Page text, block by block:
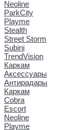
Neoline
ParkCity
Playme
Stealth
Street Storm
Subini
TrendVision
Каркам
Аксессуары
Антирадары
Каркам
Cobra
Escort
Neoline
Playme